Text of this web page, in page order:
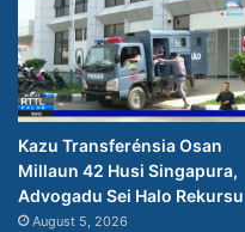
Kazu Transferénsia Osan
Millaun 42 Husi Singapura,
Advogadu Sei Halo Rekursu
August 5, 2026